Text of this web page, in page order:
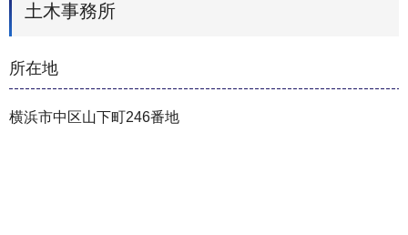
土木事務所
所在地
横浜市中区山下町246番地